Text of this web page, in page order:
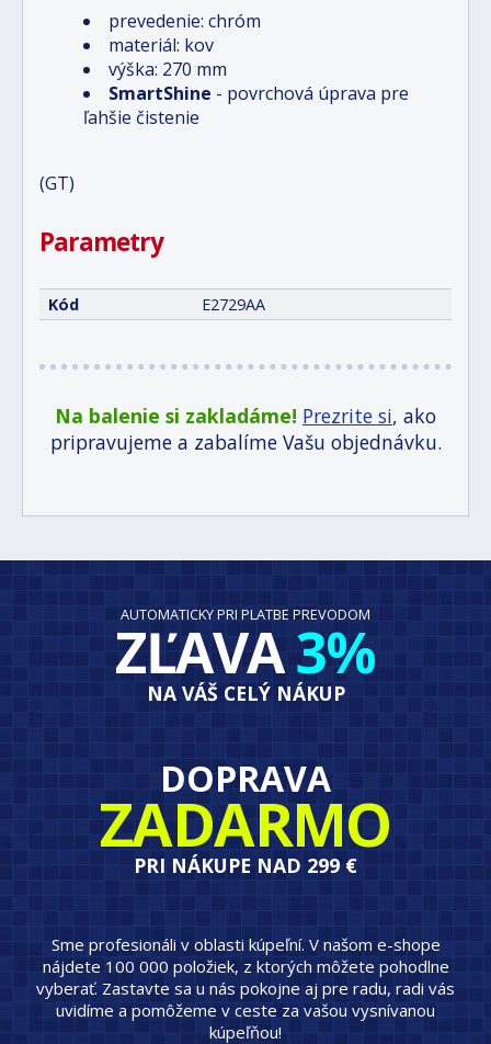
prevedenie: chróm
materiál: kov
výška: 270 mm
SmartShine - povrchová úprava pre
ľahšie čistenie
(GT)
Parametry
Kód E2729AA
Na balenie si zakladáme! Prezrite si, ako
pripravujeme a zabalíme Vašu objednávku.
AUTOMATICKY PRI PLATBE PREVODOM
ZĽAVA3%
NA VÁŠ CELÝ NÁKUP
DOPRAVA
ZADARMO
PRI NÁKUPE NAD 299 €
Sme profesionáli v oblasti kúpeľní. V našom e-shope
nájdete 100 000 položiek, z ktorých môžete pohodlne
vyberať. Zastavte sa u nás pokojne aj pre radu, radi vás
uvidíme a pomôžeme v ceste za vašou vysnívanou
kúpeľňou!